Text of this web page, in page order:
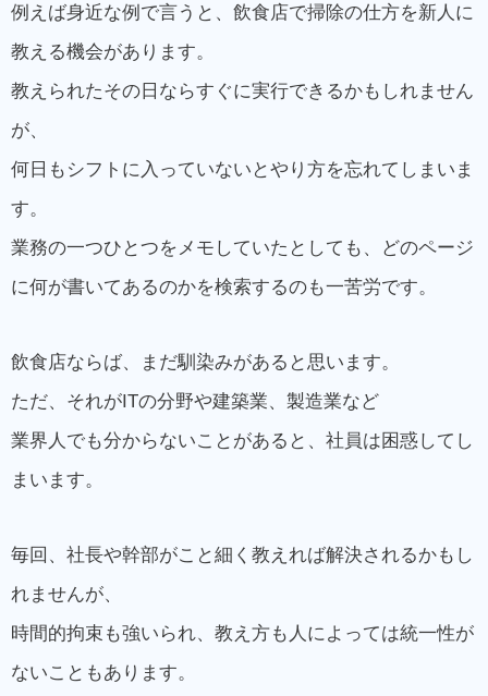
例えば身近な例で言うと、飲食店で掃除の仕方を新人に
教える機会があります。
教えられたその日ならすぐに実行できるかもしれません
が、
何日もシフトに入っていないとやり方を忘れてしまいま
す。
業務の一つひとつをメモしていたとしても、どのページ
に何が書いてあるのかを検索するのも一苦労です。
飲食店ならば、まだ馴染みがあると思います。
ただ、それがITの分野や建築業、製造業など
業界人でも分からないことがあると、社員は困惑してし
まいます。
毎回、社長や幹部がこと細く教えれば解決されるかもし
れませんが、
時間的拘束も強いられ、教え方も人によっては統一性が
ないこともあります。